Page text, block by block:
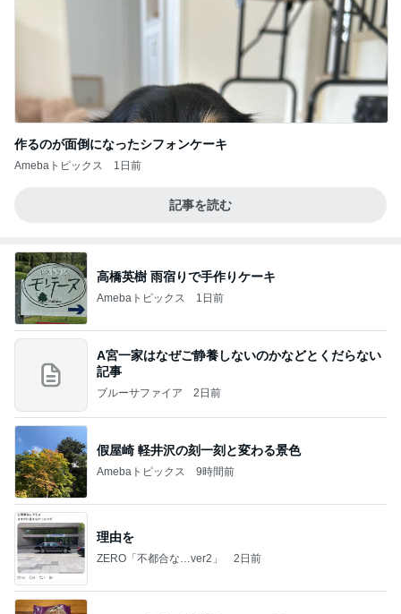
作るのが面倒になったシフォンケーキ
Amebaトピックス 1日前
記事を読む
高橋英樹 雨宿りで手作りケーキ
Amebaトピックス 1日前
A宮一家はなぜご静養しないのかなどとくだらない
記事
ブルーサファイア 2日前
假屋崎 軽井沢の刻一刻と変わる景色
Amebaトピックス 9時間前
理由を
ZERO「不都合な…ver2」 2日前